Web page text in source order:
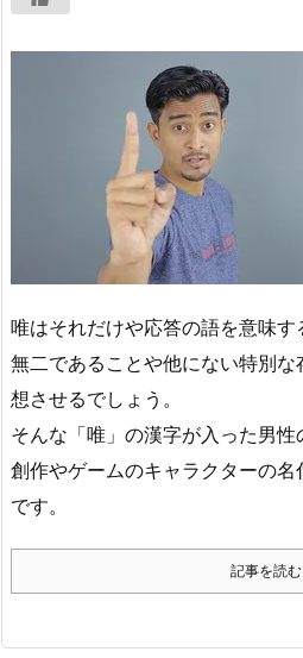
唯はそれだけや応答の語を意味す
無二であることや他にない特別
想させるでしょう。
そんな「唯」の漢字が入った男性
創作やゲームのキャラクターの
です。
記事を読む